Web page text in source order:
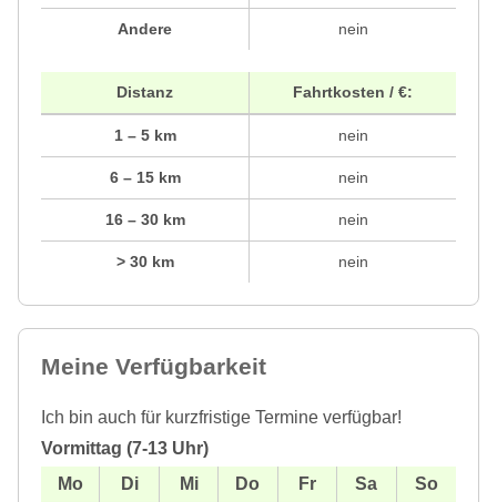
Andere nein
Distanz
1 – 5 km
6 – 15 km
16 – 30 km
> 30 km
Fahrtkosten / €:
nein
nein
nein
nein
Meine Verfügbarkeit
Ich bin auch für kurzfristige Termine verfügbar!
Vormittag (7-13 Uhr)